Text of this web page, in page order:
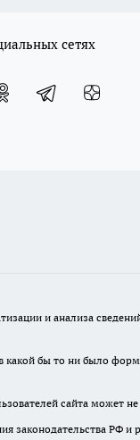
сетях
и анализа
какой бы то ни было
сайта может не
законодательства РФ и